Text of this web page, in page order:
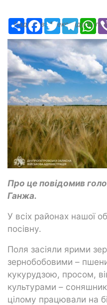
РесурсFacebook
Twitter
Надіслав:Александр
Про це повідомив
Ганжа.
У всіх районах нашої
посівну.
Поля засіяли ярими
зернобобовими –
кукурудзою, просом,
культурами –
цілому працювали на